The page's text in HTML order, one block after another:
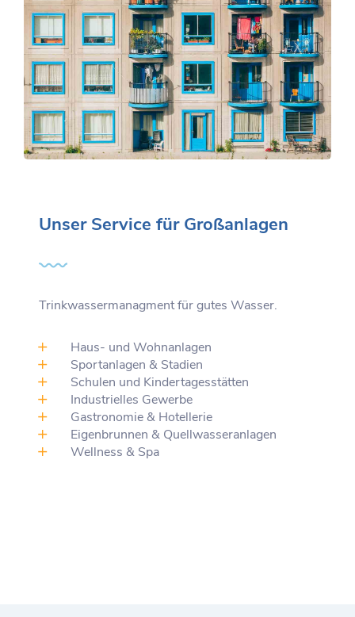
Unser Service für Großanlagen
Trinkwassermanagment für gutes Wasser.
Haus- und Wohnanlagen
Sportanlagen & Stadien
Schulen und Kindertagesstätten
Industrielles Gewerbe
Gastronomie & Hotellerie
Eigenbrunnen & Quellwasseranlagen
Wellness & Spa